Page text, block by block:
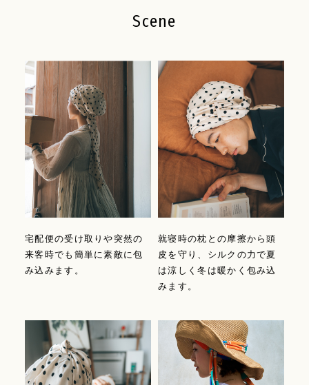
Scene
宅配便の受け取りや突然の
来客時でも簡単に素敵に包
み込みます。
就寝時の枕との摩擦から頭
皮を守り、シルクの力で夏
は涼しく冬は暖かく包み込
みます。